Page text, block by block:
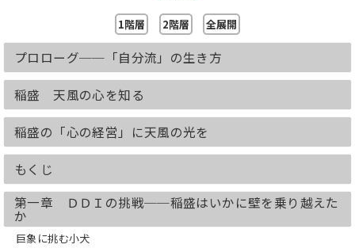
1階層 2階層 全展開
プロローグ──「自分流」の生き方
稲盛 天風の心を知る
稲盛の「心の経営」に天風の光を
もくじ
第一章 ＤＤＩの挑戦──稲盛はいかに壁を乗り越えた
か
巨象に挑む小犬